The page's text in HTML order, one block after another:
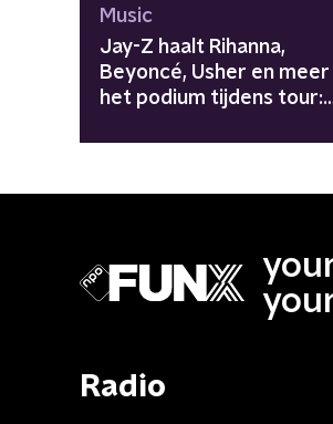
Music
Jay-Z haalt Rihanna,
Beyoncé, Usher en meer
het podium tijdens tour:
meegenomen"
Radio